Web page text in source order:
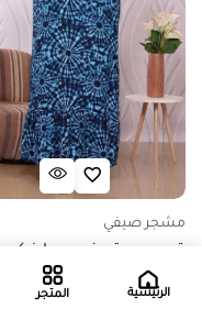
مشجر صيفي
قميص بيتي فري سايز كود
0840 – ازرق
5.000 د.ك
الرئيسية المتجر